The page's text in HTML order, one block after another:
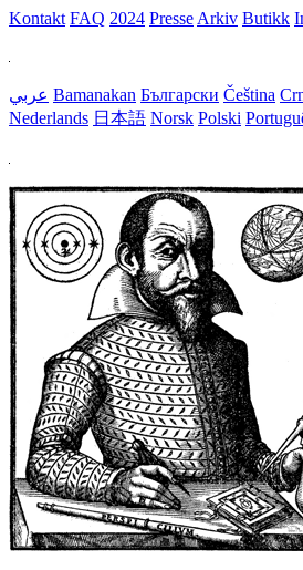
Kontakt FAQ 2024 Presse Arkiv Butikk
عربي Bamanakan Български Čeština
Nederlands 日本語 Norsk Polski